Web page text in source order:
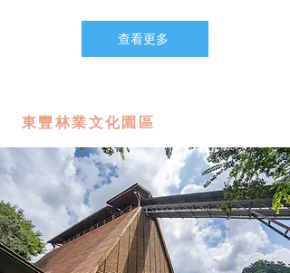
查看更多
東豐林業文化園區